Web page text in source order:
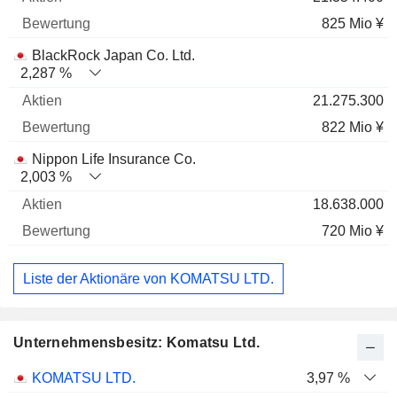
825 Mio ¥
BlackRock Japan Co. Ltd.
2,287 %
21.275.300
822 Mio ¥
Nippon Life Insurance Co.
2,003 %
18.638.000
720 Mio ¥
Liste der Aktionäre von KOMATSU LTD.
Unternehmensbesitz: Komatsu Ltd.
Name Aktien % Bewertung
KOMATSU LTD. 3,97 %